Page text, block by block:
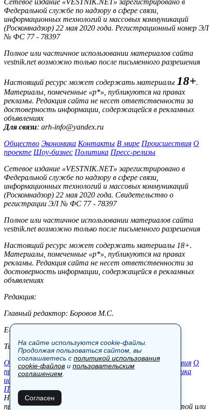
Сетевое издание «VESTNIK.NET» зарегистрировано в
Федеральной службе по надзору в сфере связи,
информационных технологий и массовых коммуникаций
(Роскомнадзор) 22 мая 2020 года. Регистрационный номер ЭЛ
№ ФС 77 - 78397
Полное или частичное использовании материалов сайта
vestnik.net возможно только после письменного разрешения
Настоящий ресурс может содержать материалы 18+.
Материалы, помеченные «р*», публикуются на правах
рекламы. Редакция сайта не несет ответственности за
достоверность информации, содержащейся в рекламных
объявлениях
Для связи: arh-info@yandex.ru
Общество Экономика Контакты В мире Происшествия О
проекте Шоу-бизнес Политика Пресс-релизы
Сетевое издание «VESTNIK.NET» зарегистрировано в
Федеральной службе по надзору в сфере связи,
информационных технологий и массовых коммуникаций
(Роскомнадзор) 22 мая 2020 года. Свидетельство о
регистрации ЭЛ № ФС 77 - 78397
Полное или частичное использовании материалов сайта
vestnik.net возможно только после письменного разрешения
Настоящий ресурс может содержать материалы 18+.
Материалы, помеченные «р*», публикуются на правах
рекламы. Редакция сайта не несет ответственности за
достоверность информации, содержащейся в рекламных
объявлениях
Редакция:
Главный редактор: Боровов М.С.
E-mail: site@vestnik.net, reb.msk@yandex.ru
Тел.: +7 (921) 720-00-97
Общество Экономика Контакты В мире Происшествия О
проекте Шоу-бизнес Политика Пресс-релизы
Политика
использования cookie-файлов
Пользовательское соглашение
Новости, аналитика, прогнозы и другие материалы,
представленные на данном сайте, не являются офертой или
На сайте используются cookie-файлы.
Продолжая пользоваться сайтом, вы
соглашаетесь с политикой использования
cookie-файлов и пользовательским
соглашением
Согласен